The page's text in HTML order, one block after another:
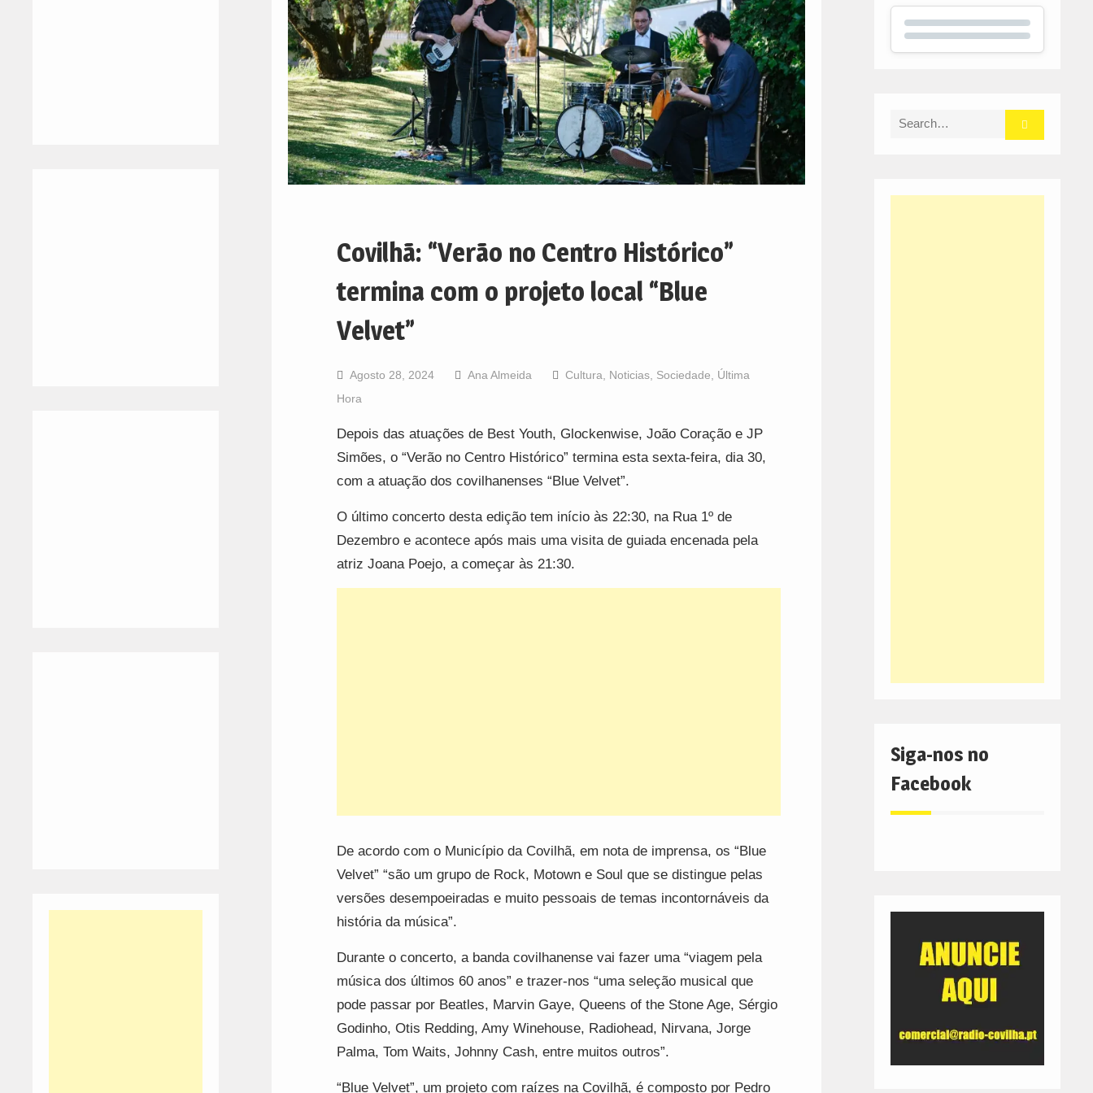
Covilhã: “Verão no Centro Histórico”
termina com o projeto local “Blue
Velvet”
Agosto 28, 2024 Ana Almeida Cultura, Noticias, Sociedade, Última
Hora
Depois das atuações de Best Youth, Glockenwise, João Coração e JP
Simões, o “Verão no Centro Histórico” termina esta sexta-feira, dia 30,
com a atuação dos covilhanenses “Blue Velvet”.
O último concerto desta edição tem início às 22:30, na Rua 1º de
Dezembro e acontece após mais uma visita de guiada encenada pela
atriz Joana Poejo, a começar às 21:30.
De acordo com o Município da Covilhã, em nota de imprensa, os “Blue
Velvet” “são um grupo de Rock, Motown e Soul que se distingue pelas
versões desempoeiradas e muito pessoais de temas incontornáveis da
história da música”.
Durante o concerto, a banda covilhanense vai fazer uma “viagem pela
música dos últimos 60 anos” e trazer-nos “uma seleção musical que
pode passar por Beatles, Marvin Gaye, Queens of the Stone Age, Sérgio
Godinho, Otis Redding, Amy Winehouse, Radiohead, Nirvana, Jorge
Palma, Tom Waits, Johnny Cash, entre muitos outros”.
“Blue Velvet”, um projeto com raízes na Covilhã, é composto por Pedro
Search
Siga-nos no
Facebook